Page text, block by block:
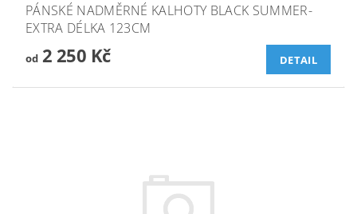
PÁNSKÉ NADMĚRNÉ KALHOTY BLACK SUMMER-
EXTRA DÉLKA 123CM
od2 250 Kč DETAIL